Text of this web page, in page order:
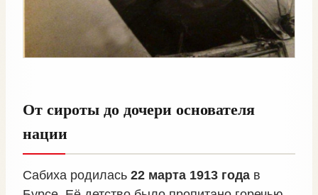
От сироты до дочери основателя
нации
Сабиха родилась 22 марта 1913 года в